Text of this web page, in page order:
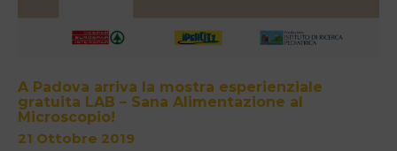
A Padova arriva la mostra esperienziale
gratuita LAB – Sana Alimentazione al
Microscopio!
21 Ottobre 2019